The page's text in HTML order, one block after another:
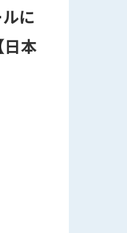
に
日本